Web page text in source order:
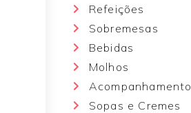
Refeições
Sobremesas
Bebidas
Molhos
Sopas e Cremes